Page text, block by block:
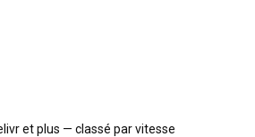
et plus — classé par vitesse